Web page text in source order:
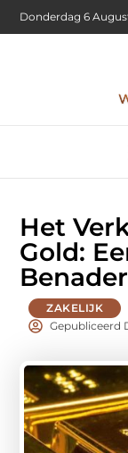
Donderdag 6
Het
Gold:
ZAKELIJK
Gepubliceerd